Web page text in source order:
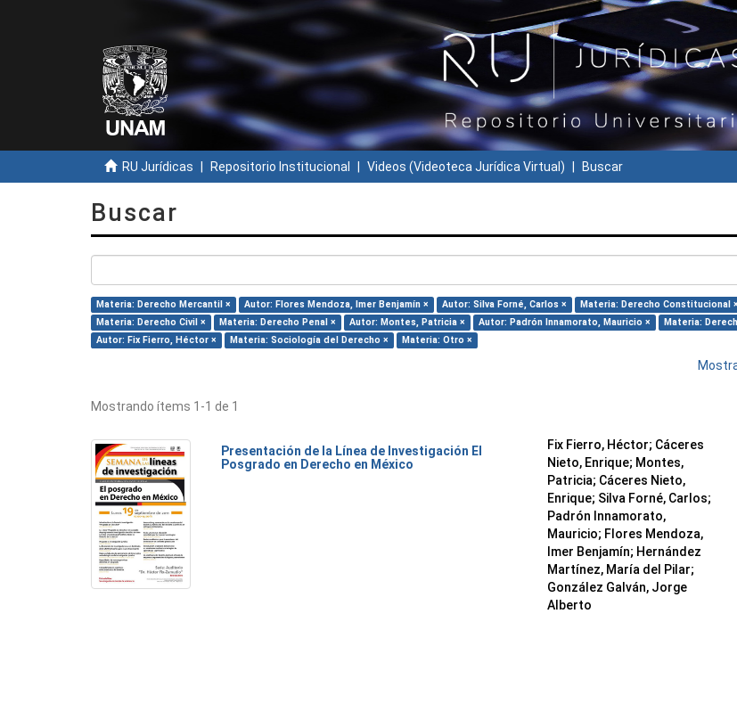
RU Jurídicas Repositorio Institucional Videos (Videoteca Jurídica Virtual) Buscar
Buscar
Materia: Derecho Mercantil × Autor: Flores Mendoza, Imer Benjamín × Autor: Silva Forné, Carlos ×
Materia: Derecho Constitucional ×
Materia: Derecho Civil ×
Materia: Derecho Penal × Autor: Montes, Patricia × Autor: Padrón Innamorato, Mauricio ×
Materia:
Autor: Fix Fierro, Héctor ×
Materia: Sociología del Derecho × Materia: Otro ×
Mostrando ítems 1-1 de 1
Presentación de la Línea de Investigación El
Posgrado en Derecho en México
Fix Fierro, Héctor; Cáceres
Nieto, Enrique; Montes,
Patricia; Cáceres Nieto,
Enrique; Silva Forné, Carlos;
Padrón Innamorato,
Mauricio; Flores Mendoza,
Imer Benjamín; Hernández
Martínez, María del Pilar;
González Galván, Jorge
Alberto